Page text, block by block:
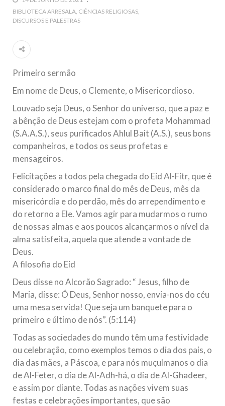
5 DE NOVEMBRO DE 2013
Ano Novo Islâmico e Início de Muharam
Islâmico no Brasil parabeniza a nação islâmica pela chegada
no ano novo muçulmano de 1435 Hejrita. Desejamos a
todos os irmãos e irmãs um novo
10 DE NOVEMBRO DE 2013
Falecimento do Imam Ali Ibn Al-Hussein
Em nome de Deus, o Clemente, o Misericordioso! Diante da
data em que relembramos o martírio do quarto Imam dos
muçulmanos, o Imam Ali Ibn Al-Hussein Ibn Ali Ibn Abi Táleb
(A.S.), conhecido por “Zein Al-Ábidin” (Formosura
NOTÍCIAS
3 DE JULHO DE 2014
Centro Islâmico no Brasil recebe o ex-
ministro das Relações Exteriores da
República Islâmica do Irã
Na noite da quinta-feira, 03 de Abril, o Centro Islâmico no
Brasil recebeu em sua sede, em São Paulo, o ex-ministro das
Relações Exteriores da República Islâmica do Irã, Sr. Kamal
Kharrazi, que encontra-se visitando
BIBLIOTECA ARRESALA CIÊNCIAS RELIGIOSAS
DISCURSOS E PALESTRAS
Primeiro sermão
Em nome de Deus, o Clemente, o Misericordioso.
Louvado seja Deus, o Senhor do universo, que a paz e
a bênção de Deus estejam com o profeta Mohammad
(S.A.A.S.), seus purificados Ahlul Bait (A.S.), seus bons
companheiros, e todos os seus profetas e
mensageiros.
Felicitações a todos pela chegada do Eid Al-Fitr, que é
considerado o marco final do mês de Deus, mês da
misericórdia e do perdão, mês do arrependimento e
do retorno a Ele. Vamos agir para mudarmos o rumo
de nossas almas e aos poucos alcançarmos o nível da
alma satisfeita, aquela que atende a vontade de
Deus.
A filosofia do Eid
Deus disse no Alcorão Sagrado: “ Jesus, filho de
Maria, disse: Ó Deus, Senhor nosso, envia-nos do céu
uma mesa servida! Que seja um banquete para o
primeiro e último de nós”. (5:114)
Todas as sociedades do mundo têm uma festividade
ou celebração, como exemplos temos o dia dos pais, o
dia das mães, a Páscoa, e para nós muçulmanos o dia
de Al-Feter, o dia de Al-Adh-há, o dia de Al-Ghadeer,
e assim por diante. Todas as nações vivem suas
festas e celebrações importantes, que são